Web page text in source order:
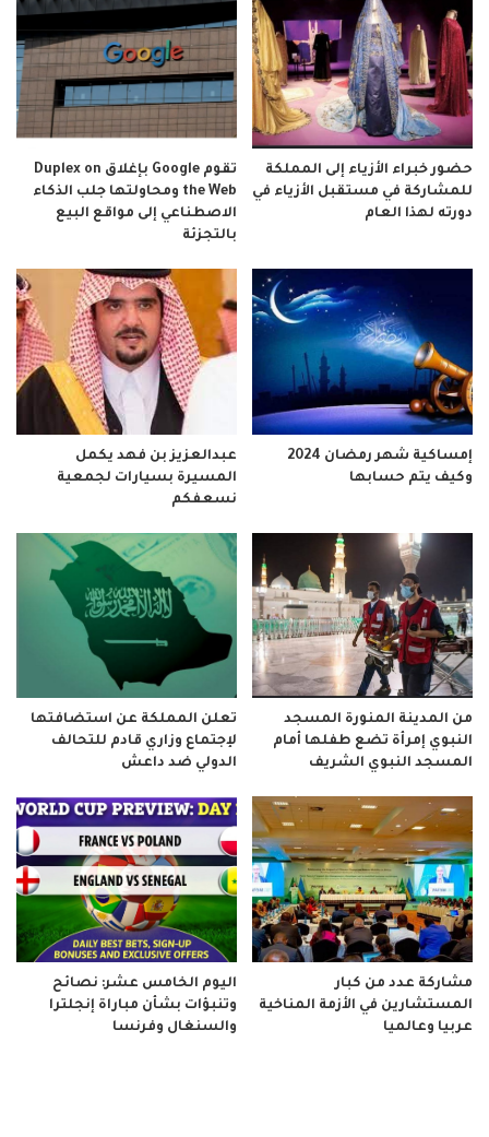
حضور خبراء الأزياء إلى المملكة
للمشاركة في مستقبل الأزياء في
دورته لهذا العام
تقوم Google بإغلاق Duplex on
the Web ومحاولتها جلب الذكاء
الاصطناعي إلى مواقع البيع
بالتجزئة
إمساكية شهر رمضان 2024
وكيف يتم حسابها
عبدالعزيز بن فهد يكمل
المسيرة بسيارات لجمعية
نسعفكم
من المدينة المنورة المسجد
النبوي إمرأة تضع طفلها أمام
المسجد النبوي الشريف
تعلن المملكة عن استضافتها
لإجتماع وزاري قادم للتحالف
الدولي ضد داعش
مشاركة عدد من كبار
المستشارين في الأزمة المناخية
عربيا وعالميا
اليوم الخامس عشر: نصائح
وتنبؤات بشأن مباراة إنجلترا
والسنغال وفرنسا